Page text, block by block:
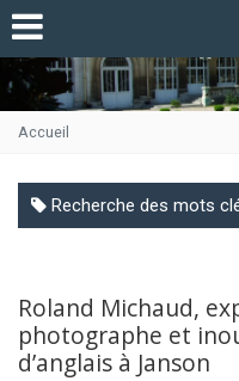
Accueil
Recherche des mots
Roland Michaud,
photographe et
d’anglais à Janson